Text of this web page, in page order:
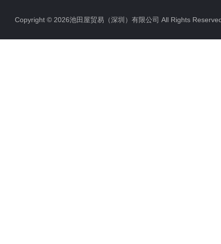
Copyright © 2026池田屋贸易（深圳）有限公司 All Rights